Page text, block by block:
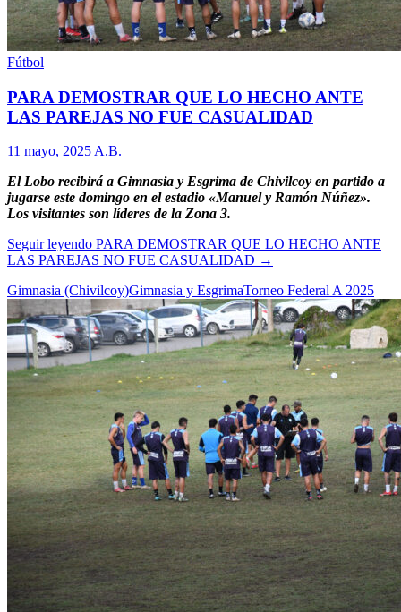
Fútbol
PARA DEMOSTRAR QUE LO HECHO ANTE
LAS PAREJAS NO FUE CASUALIDAD
11 mayo, 2025 A.B.
El Lobo recibirá a Gimnasia y Esgrima de Chivilcoy en partido a
jugarse este domingo en el estadio «Manuel y Ramón Núñez».
Los visitantes son líderes de la Zona 3.
Seguir leyendo PARA DEMOSTRAR QUE LO HECHO ANTE
LAS PAREJAS NO FUE CASUALIDAD →
Gimnasia (Chivilcoy)Gimnasia y EsgrimaTorneo Federal A 2025